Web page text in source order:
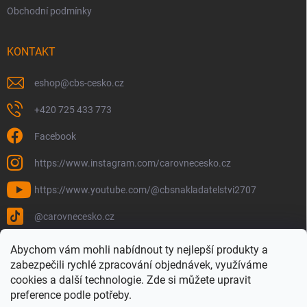
Abychom vám mohli nabídnout ty nejlepší produkty a
zabezpečili rychlé zpracování objednávek, využíváme
cookies a další technologie. Zde si můžete upravit
preference podle potřeby.
Obchodní podmínky
KONTAKT
eshop@cbs-cesko.cz
+420 725 433 773
Facebook
https://www.instagram.com/carovnecesko.cz
https://www.youtube.com/@cbsnakladatelstvi2707
@carovnecesko.cz